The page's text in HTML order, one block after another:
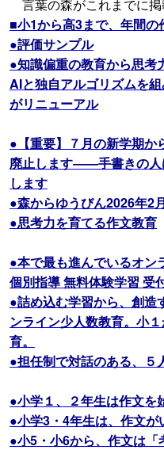
言葉の森がこれまでに掲
■小1から高3まで、年間
●評価サンプル
●知識偏重の教育から思考
AIと独自アルゴリズムを
がリニューアル
●【重要】７月の新学期か
廃止します――手書きの人
します
●森からゆうびん2026年2
●思考力を育てる作文教育
●本で最も進んでいるオ
個別指導 無料体験学習 受
●詰め込む学習から、創造
ンライン少人数教育。小
育。
●担任制で対話のある、５
●小学１、２年生は作文を
●小学3・4年生は、作文
●小5・小6から、作文は「